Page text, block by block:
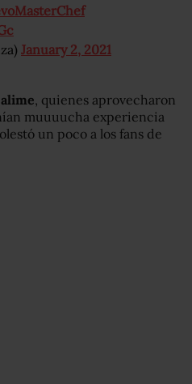
January 2, 2021
, quienes aprovecharon
muuuucha experiencia
un poco a los fans de